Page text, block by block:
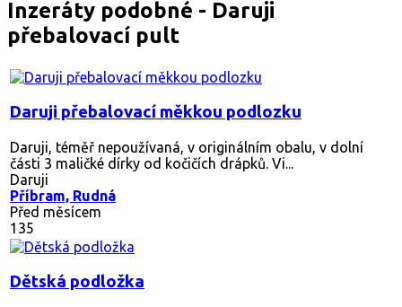
Inzeráty podobné - Daruji
přebalovací pult
Daruji přebalovací měkkou podlozku
Daruji, téměř nepoužívaná, v originálním obalu, v dolní
části 3 maličké dírky od kočičích drápků. Vi...
Daruji
Příbram, Rudná
Před měsícem
135
Dětská podložka